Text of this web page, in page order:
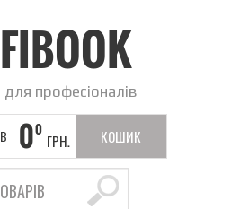
для професіоналів
00
ГРН. КОШИК
ПОРОЖНІЙ